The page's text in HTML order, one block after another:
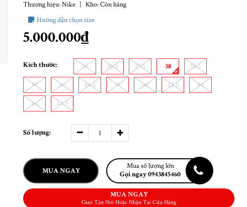
Thương hiệu:Nike | Kho:Còn hàng
Hướng dẫn chọn size
5.000.000₫
Kích thước: 36 36.5 37.5 38 38.5
39 40 40.5 41 42 42.5 43
44 44.5
Số lượng:
MUA NGAY
Mua số lượng lớn
Gọi ngay 0943845460
MUA NGAY
Giao Tận Nơi Hoặc Nhận Tại Cửa Hàng